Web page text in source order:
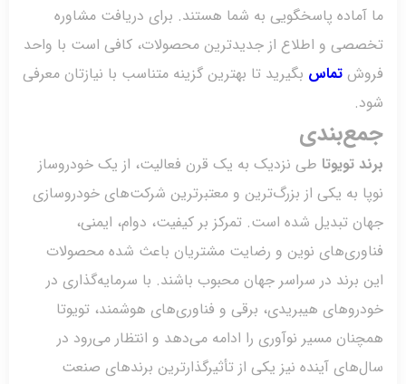
پاسخگویی به شما هستند. برای دریافت مشاوره
و اطلاع از جدیدترین محصولات، کافی است با واحد
تماسبگیرید تا بهترین گزینه متناسب با نیازتان معرفی
تویوتاطی نزدیک به یک قرن فعالیت، از یک خودروساز
به یکی از بزرگ‌ترین و معتبرترین شرکت‌های خودروسازی
تبدیل شده است. تمرکز بر کیفیت، دوام، ایمنی،
نوین و رضایت مشتریان باعث شده محصولات
برند در سراسر جهان محبوب باشند. با سرمایه‌گذاری در
هیبریدی، برقی و فناوری‌های هوشمند، تویوتا
مسیر نوآوری را ادامه می‌دهد و انتظار می‌رود در
آینده نیز یکی از تأثیرگذارترین برندهای صنعت